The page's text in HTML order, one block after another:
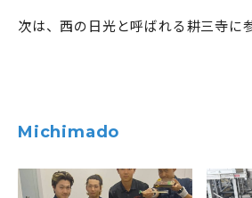
次は、西の日光と呼ばれる耕三寺に
Michimado